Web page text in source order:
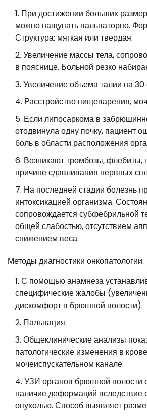
При достижении больших
можно нащупать пальпаторно.
Структура: мягкая или твердая.
Увеличение массы тела,
в пояснице. Больной резко
Увеличение объема талии на 30
Расстройство пищеварения,
Если липосаркома в
отодвинула одну почку, пациент
боль в области расположения
Возникают тромбозы, флебиты,
причине сдавливания нервных
На последней стадии болезнь
интоксикацией организма.
сопровождается субфебрильной
общей слабостью, отсутствием
снижением веса.
Методы диагностики онкопатологии:
С помощью анамнеза
специфические жалобы
дискомфорт в брюшной полости).
Пальпация.
Общеклинические анализы
патологические изменения в
мочеиспускательном канале.
УЗИ органов брюшной полости
наличие деформаций вследствие
опухолью. Способ выявляет